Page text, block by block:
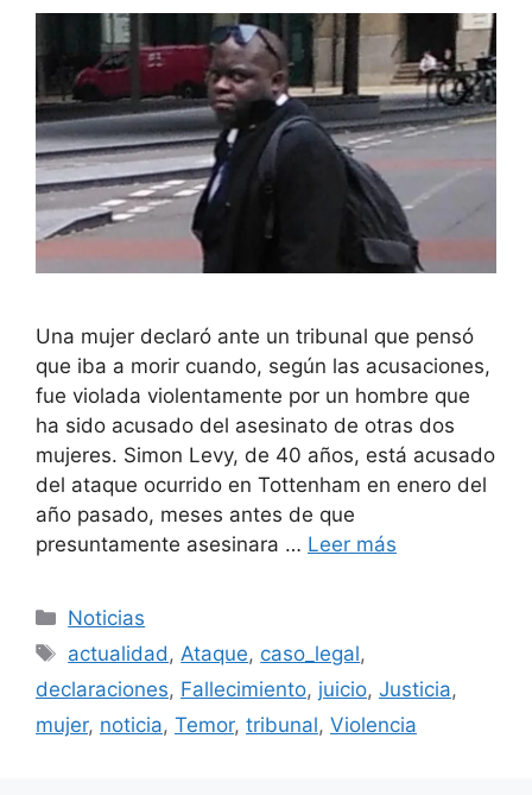
Una mujer declaró ante un tribunal que pensó
que iba a morir cuando, según las acusaciones,
fue violada violentamente por un hombre que
ha sido acusado del asesinato de otras dos
mujeres. Simon Levy, de 40 años, está acusado
del ataque ocurrido en Tottenham en enero del
año pasado, meses antes de que
presuntamente asesinara … Leer más
Categorías
Noticias
Etiquetas
actualidad , Ataque, caso_legal,
declaraciones, Fallecimiento, juicio, Justicia,
mujer, noticia, Temor, tribunal, Violencia